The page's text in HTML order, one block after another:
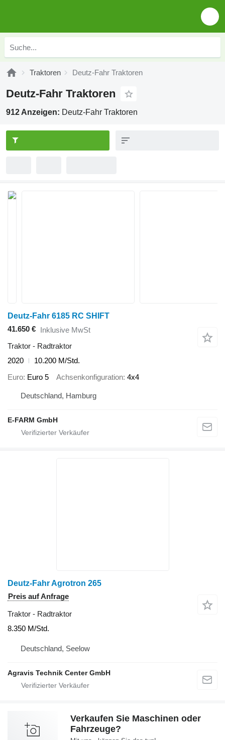
Traktoren Deutz-Fahr Traktoren
Deutz-Fahr Traktoren
912 Anzeigen: Deutz-Fahr Traktoren
Deutz-Fahr 6185 RC SHIFT
41.650 € Inklusive MwSt
Traktor - Radtraktor
2020
10.200 M/Std.
Euro Euro 5 Achsenkonfiguration 4x4
Deutschland, Hamburg
E-FARM GmbH
Deutz-Fahr Agrotron 265
Preis auf Anfrage
Traktor - Radtraktor
8.350 M/Std.
Deutschland, Seelow
Agravis Technik Center GmbH
Verkaufen Sie Maschinen oder
Fahrzeuge?